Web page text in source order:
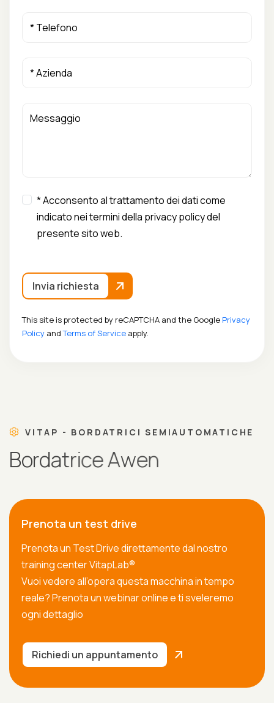
* Acconsento al trattamento dei dati come
indicato nei termini della privacy policy del
presente sito web.
Invia richiesta
This site is protected by reCAPTCHA and the Google Privacy
Policy andTerms of Service apply.
VITAP - BORDATRICI SEMIAUTOMATICHE
BordatriceAwen
Prenota un test drive
Prenota un Test Drive direttamente dal nostro
training center VitapLab®
Vuoi vedere all’opera questa macchina in tempo
reale? Prenota un webinar online e ti sveleremo
ogni dettaglio
Richiedi un appuntamento